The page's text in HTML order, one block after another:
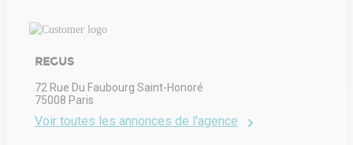
REGUS
72 Rue Du Faubourg Saint-Honoré
75008 Paris
Voir toutes les annonces de l'agence